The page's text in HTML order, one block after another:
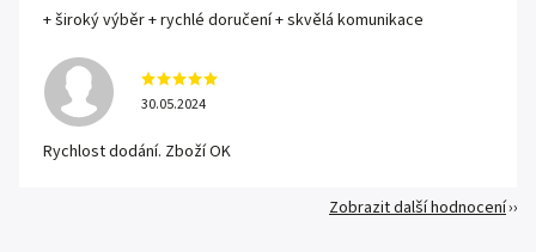
+ široký výběr + rychlé doručení + skvělá komunikace
30.05.2024
Rychlost dodání. Zboží OK
Zobrazit další hodnocení